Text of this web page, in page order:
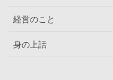
経営のこと
身の上話